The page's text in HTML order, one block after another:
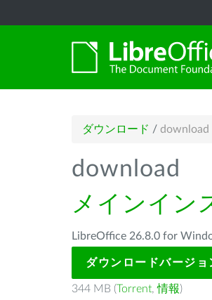
ダウンロード / download
download
メインイン
LibreOffice 26.8.0 for
ダウンロードバージ
344 MB (Torrent,情報)